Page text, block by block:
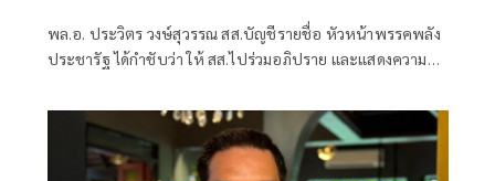
พล.อ. ประวิตร วงษ์สุวรรณ สส.บัญชีรายชื่อ หัวหน้าพรรคพลัง
ประชารัฐ ได้กำชับว่า ให้ สส.ไปร่วมอภิปราย และแสดงความคิด